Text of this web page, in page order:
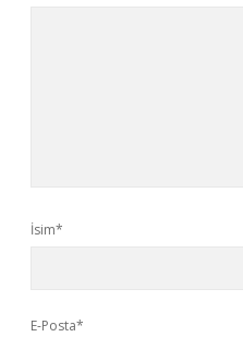
İsim*
E-Posta*